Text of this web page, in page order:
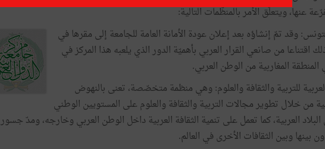
ويتعلّق الأمر بالمنظّمات التالية:
وقد تمّ إنشاؤه بعد إعلان عودة الأمانة العامة للجامعة إلى مقرها في
في 11 مارس 1990، وذلك اقتناعا من صانعي القرار العربي بأهميّة الدور الذي يلعبه هذا المركز في
المغاربية من الوطن العربي.
للتربية والثقافة والعلوم: وهي منظمة متخصّصة، تعنى بالنهوض
من خلال تطوير مجالات التربية والثقافة والعلوم على المستويين الوطني
العربية، كما تعمل على تنمية الثقافة العربية داخل الوطن العربي وخارجه، ومدّ جسور
بينها وبين الثقافات الأخرى في العالم.